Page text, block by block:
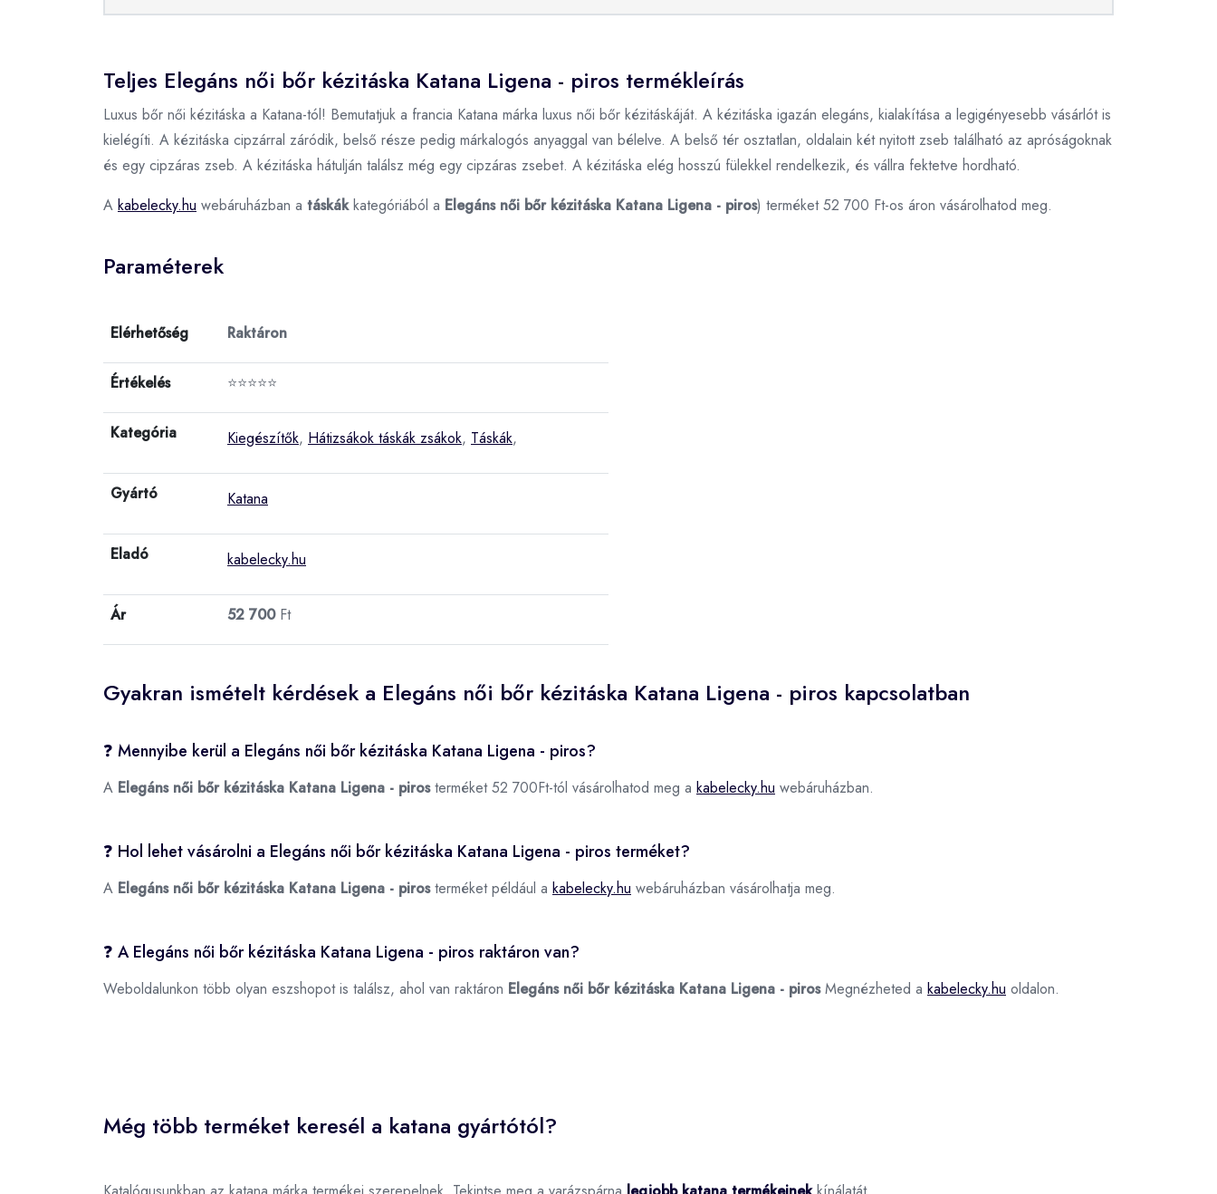
Teljes Elegáns női bőr kézitáska Katana Ligena - piros termékleírás
Luxus bőr női kézitáska a Katana-tól! Bemutatjuk a francia Katana márka luxus női bőr kézitáskáját. A kézitáska igazán elegáns, kialakítása a legigényesebb vásárlót is
kielégíti. A kézitáska cipzárral záródik, belső része pedig márkalogós anyaggal van bélelve. A belső tér osztatlan, oldalain két nyitott zseb található az apróságoknak
és egy cipzáras zseb. A kézitáska hátulján találsz még egy cipzáras zsebet. A kézitáska elég hosszú fülekkel rendelkezik, és vállra fektetve hordható.
A kabelecky.hu webáruházban a táskákkategóriából a Elegáns női bőr kézitáska Katana Ligena - piros) terméket 52 700 Ft-os áron vásárolhatod meg.
Paraméterek
Elérhetőség Raktáron
Értékelés ⭐⭐⭐⭐⭐
Kategória Kiegészítők, Hátizsákok táskák zsákok, Táskák,
Gyártó Katana
Eladó kabelecky.hu
Ár 52 700Ft
Gyakran ismételt kérdések a Elegáns női bőr kézitáska Katana Ligena - piros kapcsolatban
❓ Mennyibe kerül a Elegáns női bőr kézitáska Katana Ligena - piros?
A Elegáns női bőr kézitáska Katana Ligena - pirosterméket 52 700Ft-tól vásárolhatod meg a kabelecky.hu webáruházban.
❓ Hol lehet vásárolni a Elegáns női bőr kézitáska Katana Ligena - piros terméket?
A Elegáns női bőr kézitáska Katana Ligena - pirosterméket például a kabelecky.hu webáruházban vásárolhatja meg.
❓ A Elegáns női bőr kézitáska Katana Ligena - piros raktáron van?
Weboldalunkon több olyan eszshopot is találsz, ahol van raktáron Elegáns női bőr kézitáska Katana Ligena - pirosMegnézheted a kabelecky.hu oldalon.
Még több terméket keresél a katana gyártótól?